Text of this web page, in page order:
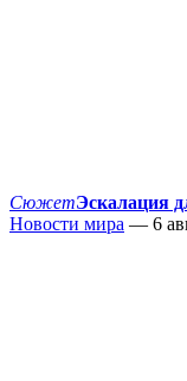
СюжетЭскалация
Новости мира — 6